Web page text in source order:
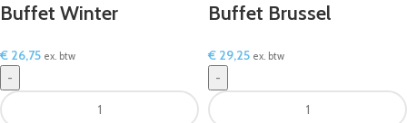
Buffet Winter
€ 26,75 ex. btw
Buffet Brussel
€ 29,25 ex. btw